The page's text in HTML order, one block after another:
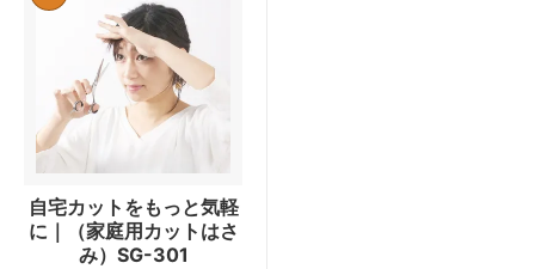
自宅カットをもっと気軽
に｜（家庭用カットはさ
み）SG-301